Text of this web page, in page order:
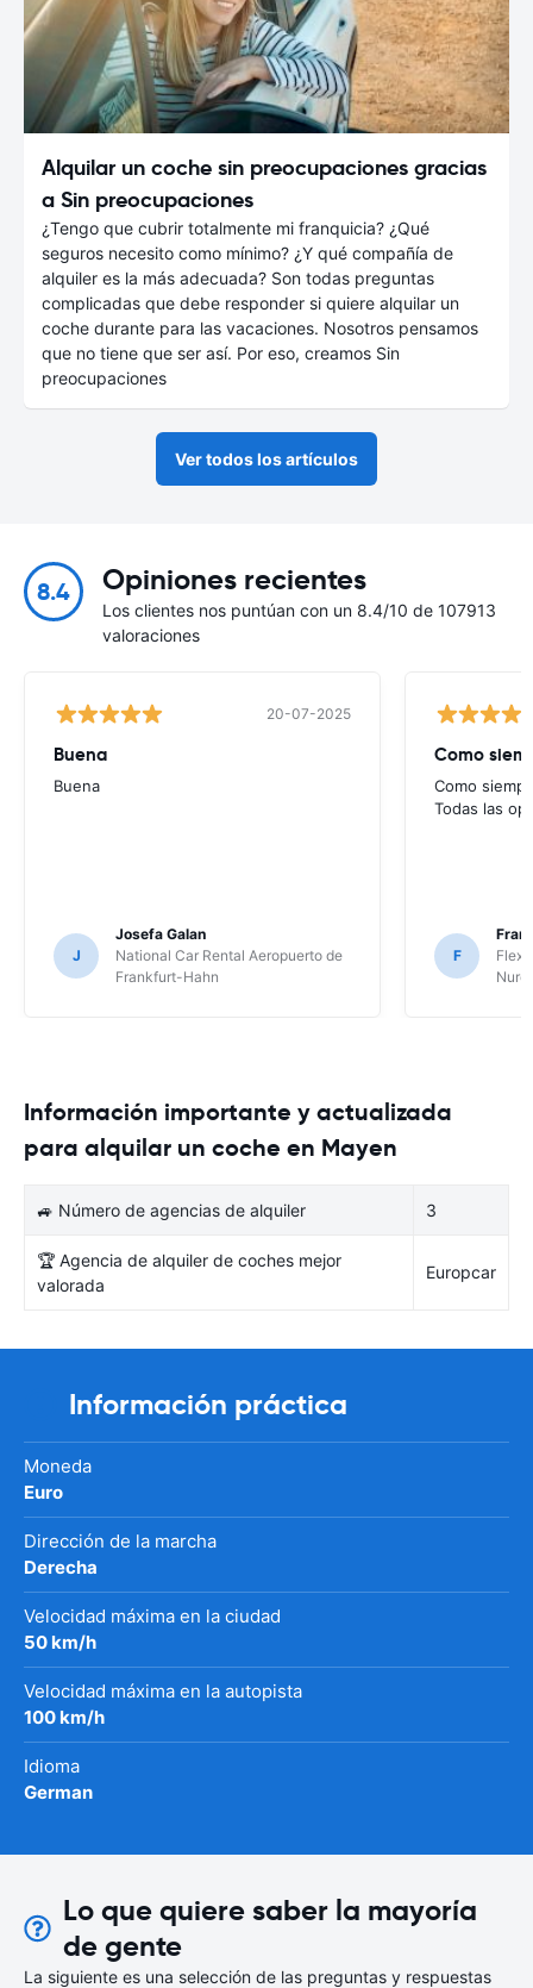
Alquilar un coche sin preocupaciones gracias
a Sin preocupaciones
¿Tengo que cubrir totalmente mi franquicia? ¿Qué
seguros necesito como mínimo? ¿Y qué compañía de
alquiler es la más adecuada? Son todas preguntas
complicadas que debe responder si quiere alquilar un
coche durante para las vacaciones. Nosotros pensamos
que no tiene que ser así. Por eso, creamos Sin
preocupaciones
Ver todos los artículos
8.4 Opiniones recientes
Los clientes nos puntúan con un 8.4/10 de 107913
valoraciones
20-07-2025
Buena
Buena
J
Josefa Galan
National Car Rental Aeropuerto de
Frankfurt-Hahn
Como
Como
Todas las
F
Flex
Información importante y actualizada
para alquilar un coche en Mayen
🚙 Número de agencias de alquiler 3
🏆 Agencia de alquiler de coches mejor
valorada
Europcar
Información práctica
Moneda
Euro
Dirección de la marcha
Derecha
Velocidad máxima en la ciudad
50 km/h
Velocidad máxima en la autopista
100 km/h
Idioma
German
Lo que quiere saber la mayoría
de gente
La siguiente es una selección de las preguntas y respuestas